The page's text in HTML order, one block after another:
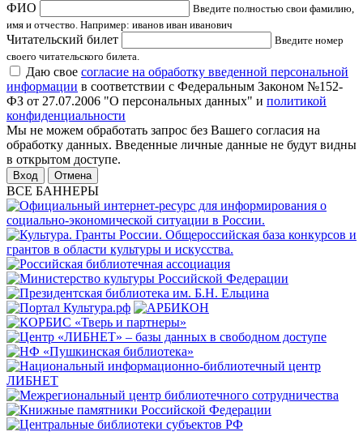
ФИО
Введите полностью свои фамилию,
имя и отчество. Например: иванов иван иванович
Читательский билет
Введите номер
своего читательского билета.
Даю свое согласие на обработку введенной персональной
информации в соответствии с Федеральным Законом №152-
ФЗ от 27.07.2006 "О персональных данных" и политикой
конфиденциальности
Мы не можем обработать запрос без Вашего согласия на
обработку данных. Введенные личные данные не будут видны
в открытом доступе.
Отмена
ВСЕ БАННЕРЫ